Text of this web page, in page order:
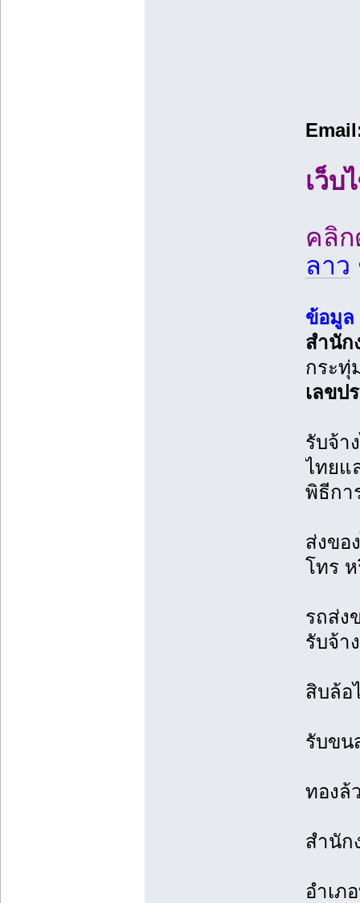
เว็บ
คลิก
ลาว
ข้อมูล
สำนัก
กระทุ่
เลขป
รับจ้า
ไทยแ
พิธีกา
ส่งขอ
โทร ห
รถส่ง
รับจ้าง
สิบล้อ
รับขน
ทองล้
สำนัก
อำเภ